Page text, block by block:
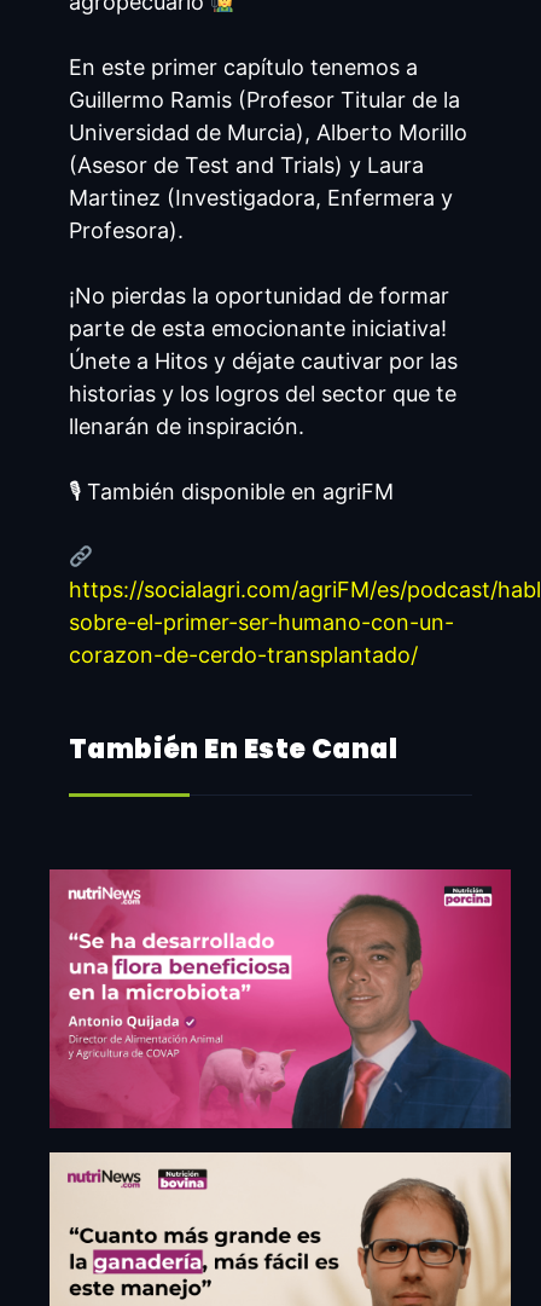
¡Regístrate
Para Ver
Más!
Aprovecha nuestro portal
donde tendrás una mejor
experiencia y acceder a toda
la información.
Iniciar sesión
Cerrar
En este primer capítulo tenemos a
Guillermo Ramis (Profesor Titular de la
Universidad de Murcia), Alberto Morillo
(Asesor de Test and Trials) y Laura
Martinez (Investigadora, Enfermera y
Profesora).
¡No pierdas la oportunidad de formar
parte de esta emocionante iniciativa!
Únete a Hitos y déjate cautivar por las
historias y los logros del sector que te
llenarán de inspiración.
🎙 También disponible en agriFM
https://socialagri.com/agriFM/es/podcast/
sobre-el-primer-ser-humano-con-un-
corazon-de-cerdo-transplantado/
También En Este Canal